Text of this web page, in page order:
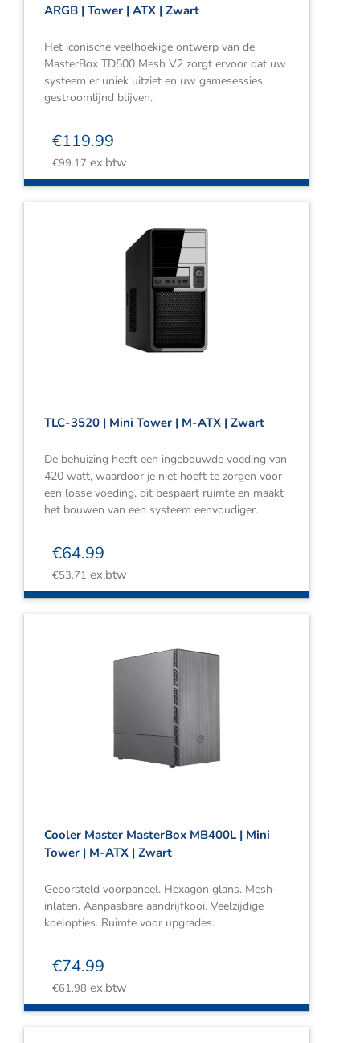
ARGB | Tower | ATX | Zwart
Het iconische veelhoekige ontwerp van de
MasterBox TD500 Mesh V2 zorgt ervoor dat uw
systeem er uniek uitziet en uw gamesessies
gestroomlijnd blijven.
€119.99
€99.17 ex.btw
TLC-3520 | Mini Tower | M-ATX | Zwart
De behuizing heeft een ingebouwde voeding van
420 watt, waardoor je niet hoeft te zorgen voor
een losse voeding, dit bespaart ruimte en maakt
het bouwen van een systeem eenvoudiger.
€64.99
€53.71 ex.btw
Cooler Master MasterBox MB400L | Mini
Tower | M-ATX | Zwart
Geborsteld voorpaneel. Hexagon glans. Mesh-
inlaten. Aanpasbare aandrijfkooi. Veelzijdige
koelopties. Ruimte voor upgrades.
€74.99
€61.98 ex.btw